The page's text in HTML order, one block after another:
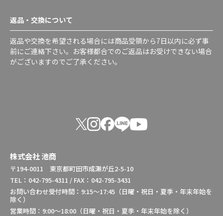
返品・交換について
返品や交換を希望される場合には商品受領から7日以内に必ず事
前にご連絡下さい。お客様都合でのご返品はお受けできない場合
がございますのでご了承ください。
株式会社 池商
〒194-0011 東京都町田市成瀬が丘2-5-10
TEL：042-795-4311 / FAX：042-795-3431
お問い合わせ受付時間：9:15～17:45（日曜・祝日・夏季・年末年始を
除く）
営業時間：9:00～18:00（日曜・祝日・夏季・年末年始を除く）